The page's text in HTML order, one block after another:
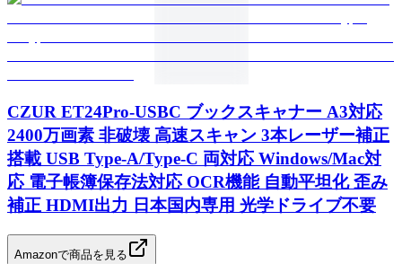
CZUR ET24Pro-USBC ブックスキャナー A3対応
2400万画素 非破壊 高速スキャン 3本レーザー補正
搭載 USB Type-A/Type-C 両対応 Windows/Mac対
応 電子帳簿保存法対応 OCR機能 自動平坦化 歪み
補正 HDMI出力 日本国内専用 光学ドライブ不要
Amazonで商品を見る